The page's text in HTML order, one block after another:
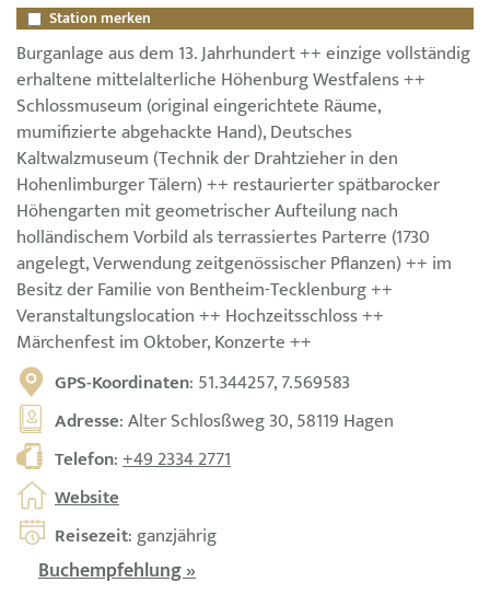
Station merken
Burganlage aus dem 13. Jahrhundert ++ einzige vollständig
erhaltene mittelalterliche Höhenburg Westfalens ++
Schlossmuseum (original eingerichtete Räume,
mumifizierte abgehackte Hand), Deutsches
Kaltwalzmuseum (Technik der Drahtzieher in den
Hohenlimburger Tälern) ++ restaurierter spätbarocker
Höhengarten mit geometrischer Aufteilung nach
holländischem Vorbild als terrassiertes Parterre (1730
angelegt, Verwendung zeitgenössischer Pflanzen) ++ im
Besitz der Familie von Bentheim-Tecklenburg ++
Veranstaltungslocation ++ Hochzeitsschloss ++
Märchenfest im Oktober, Konzerte ++
GPS-Koordinaten: 51.344257, 7.569583
Adresse: Alter Schlosßweg 30, 58119 Hagen
Telefon:+49 2334 2771
Website
Reisezeit: ganzjährig
Buchempfehlung »